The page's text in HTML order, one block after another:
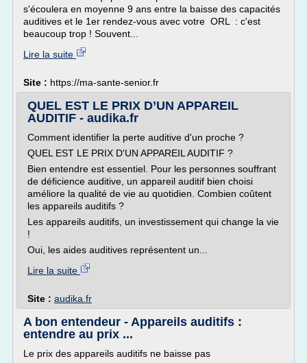
s'écoulera en moyenne 9 ans entre la baisse des capacités
auditives et le 1er rendez-vous avec votre ORL : c'est
beaucoup trop ! Souvent...
Lire la suite
Site : https://ma-sante-senior.fr
QUEL EST LE PRIX D’UN APPAREIL
AUDITIF - audika.fr
Comment identifier la perte auditive d'un proche ?
QUEL EST LE PRIX D'UN APPAREIL AUDITIF ?
Bien entendre est essentiel. Pour les personnes souffrant
de déficience auditive, un appareil auditif bien choisi
améliore la qualité de vie au quotidien. Combien coûtent
les appareils auditifs ?
Les appareils auditifs, un investissement qui change la vie
!
Oui, les aides auditives représentent un...
Lire la suite
Site : audika.fr
A bon entendeur - Appareils auditifs :
entendre au prix ...
Le prix des appareils auditifs ne baisse pas